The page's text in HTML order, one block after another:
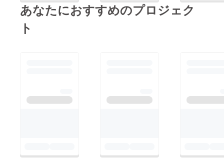
あなたにおすすめのプロジェク
ト